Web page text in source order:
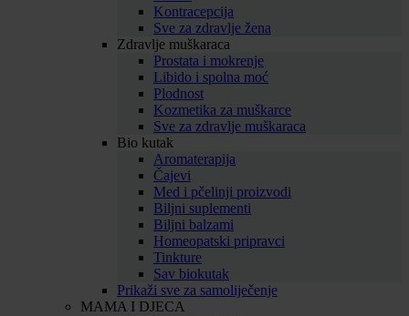
Kontracepcija
Sve za zdravlje žena
Zdravlje muškaraca
Prostata i mokrenje
Libido i spolna moć
Plodnost
Kozmetika za muškarce
Sve za zdravlje muškaraca
Bio kutak
Aromaterapija
Čajevi
Med i pčelinji proizvodi
Biljni suplementi
Biljni balzami
Homeopatski pripravci
Tinkture
Sav biokutak
Prikaži sve za samoliječenje
MAMA I DJECA